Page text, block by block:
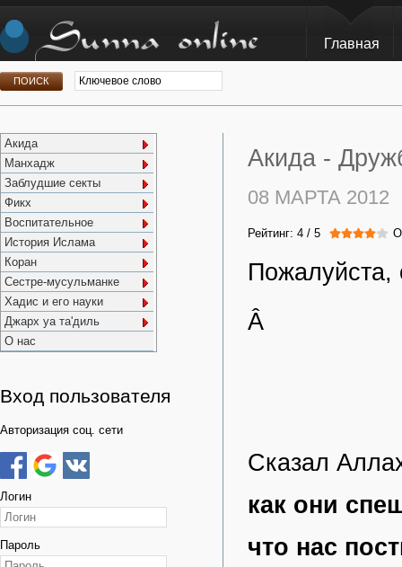
Главная
Акида
Манхадж
Заблудшие секты
Фикх
Воспитательное
История Ислама
Коран
Сестре-мусульманке
Хадис и его науки
Джарх уа та'диль
О нас
Вход пользователя
Авторизация соц. сети
Логин
Пароль
Акида -
08 МАРТА 2012
Рейтинг: 4 / 5
Пожалуйста,
Â
Сказал
как они
что нас